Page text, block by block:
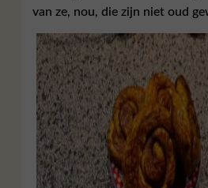
van ze, nou, die zijn niet oud